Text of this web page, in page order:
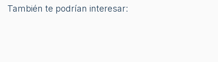
También te podrían interesar: